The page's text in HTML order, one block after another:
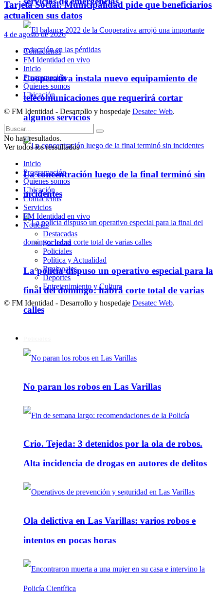
Cooperativa instala nuevo equipamiento de
telecomunicaciones que requerirá cortar
algunos servicios
La concentración luego de la final terminó sin
incidentes
La policía dispuso un operativo especial para la
final del domingo: habrá corte total de varias
calles
No paran los robos en Las Varillas
Crio. Tejeda: 3 detenidos por la ola de robos.
Alta incidencia de drogas en autores de delitos
Ola delictiva en Las Varillas: varios robos e
intentos en pocas horas
Tarjeta Social: Municipalidad pide que beneficiarios
actualicen sus datos
4 de agosto de 2026
Contáctenos
FM Identidad en vivo
Inicio
Programación
Quienes somos
Ubicación
© FM Identidad - Desarrollo y hospedaje Desatec Web.
No hay resultados.
Ver todos los ressultados
Inicio
Programación
Quienes somos
Ubicación
Contáctenos
Servicios
FM Identidad en vivo
Noticias
Destacadas
Sociedad
Policiales
Política y Actualidad
Regionales
Deportes
Entretenimiento y Cultura
© FM Identidad - Desarrollo y hospedaje Desatec Web.